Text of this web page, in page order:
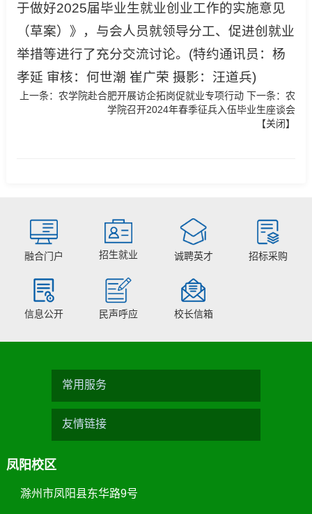
于做好2025届毕业生就业创业工作的实施意见
（草案）》，与会人员就领导分工、促进创就业
举措等进行了充分交流讨论。(特约通讯员：杨
孝延 审核：何世潮 崔广荣 摄影：汪道兵)
上一条：农学院赴合肥开展访企拓岗促就业专项行动 下一条：农
学院召开2024年春季征兵入伍毕业生座谈会
【关闭】
融合门户 招生就业 诚聘英才 招标采购
信息公开 民声呼应 校长信箱
常用服务
友情链接
凤阳校区
滁州市凤阳县东华路9号